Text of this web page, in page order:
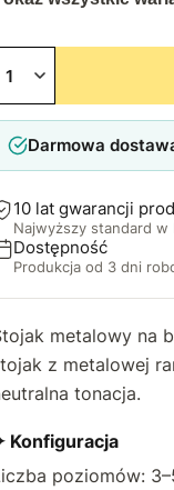
Darmowa
10 lat gwarancji
Najwyższy standard w
Dostępność
Produkcja od 3 dni
metalowy na
z metalowej
tonacja.
Konfiguracja
poziomów: